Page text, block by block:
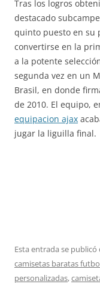
Tras los logros
destacado
quinto puesto en su
convertirse en la
a la potente
segunda vez en un
Brasil, en donde
de 2010. El equipo,
equipacion ajax
jugar la liguilla final.
Esta entrada se publicó
camisetas baratas
personalizadas,